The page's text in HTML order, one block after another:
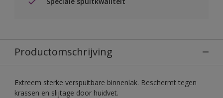
Productomschrijving
Extreem sterke verspuitbare binnenlak. Beschermt tegen
krassen en slijtage door huidvet.